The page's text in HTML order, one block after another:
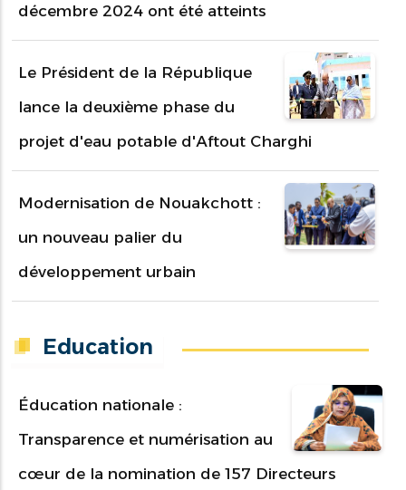
décembre 2024 ont été atteints
Le Président de la République
lance la deuxième phase du
projet d'eau potable d'Aftout Charghi
Modernisation de Nouakchott :
un nouveau palier du
développement urbain
Education
Éducation nationale :
Transparence et numérisation au
cœur de la nomination de 157 Directeurs